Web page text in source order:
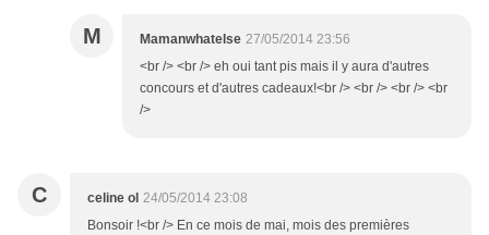
M Mamanwhatelse 27/05/2014 23:56
<br /> <br /> eh oui tant pis mais il y aura d'autres
concours et d'autres cadeaux!<br /> <br /> <br /> <br
/>
C celine ol 24/05/2014 23:08
Bonsoir !<br /> En ce mois de mai, mois des premières